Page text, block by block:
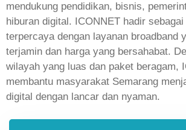
mendukung pendidikan, bisnis,
hiburan digital. ICONNET hadir
terpercaya dengan layanan broadband
terjamin dan harga yang bersahabat.
wilayah yang luas dan paket beragam,
membantu masyarakat Semarang
digital dengan lancar dan nyaman.